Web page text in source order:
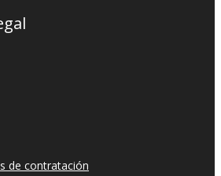
de contratación